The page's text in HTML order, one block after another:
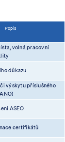
Popis
volná pracovní
důkazu
výskytu příslušného
ASEO
certifikátů